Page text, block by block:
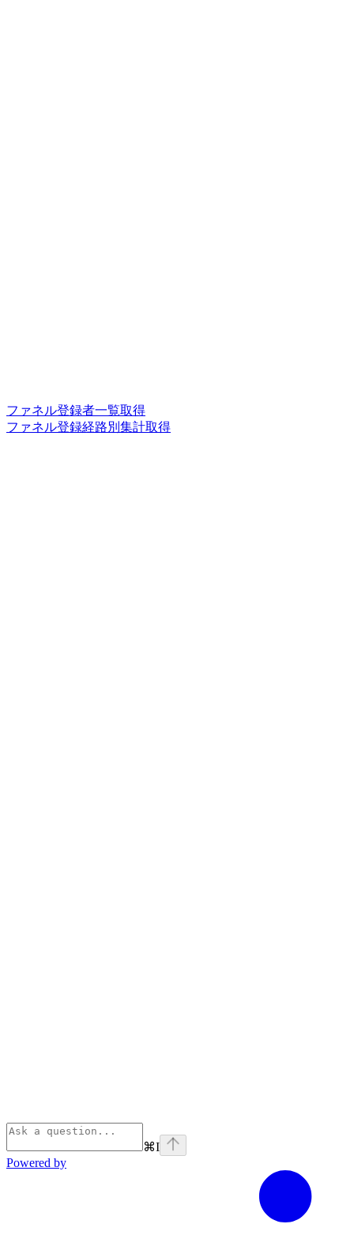
ファネル登録者一覧取得
ファネル登録経路別集計取得
⌘I
Powered by